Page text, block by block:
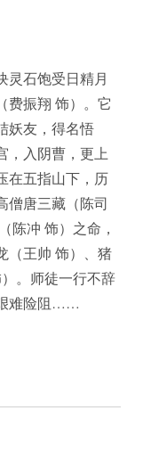
灵石饱受日精月
费振翔 饰）。它
妖友，得名悟
，入阴曹，更上
在五指山下，历
僧唐三藏（陈司
陈冲 饰）之命，
（王帅 饰）、猪
。师徒一行不辞
难险阻……